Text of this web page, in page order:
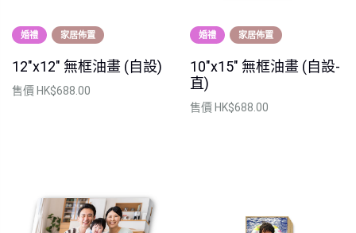
婚禮 家居佈置
12"x12" 無框油畫 (自設)
售價 HK$688.00
婚禮 家居佈置
10"x15" 無框油畫 (自設-
直)
售價 HK$688.00